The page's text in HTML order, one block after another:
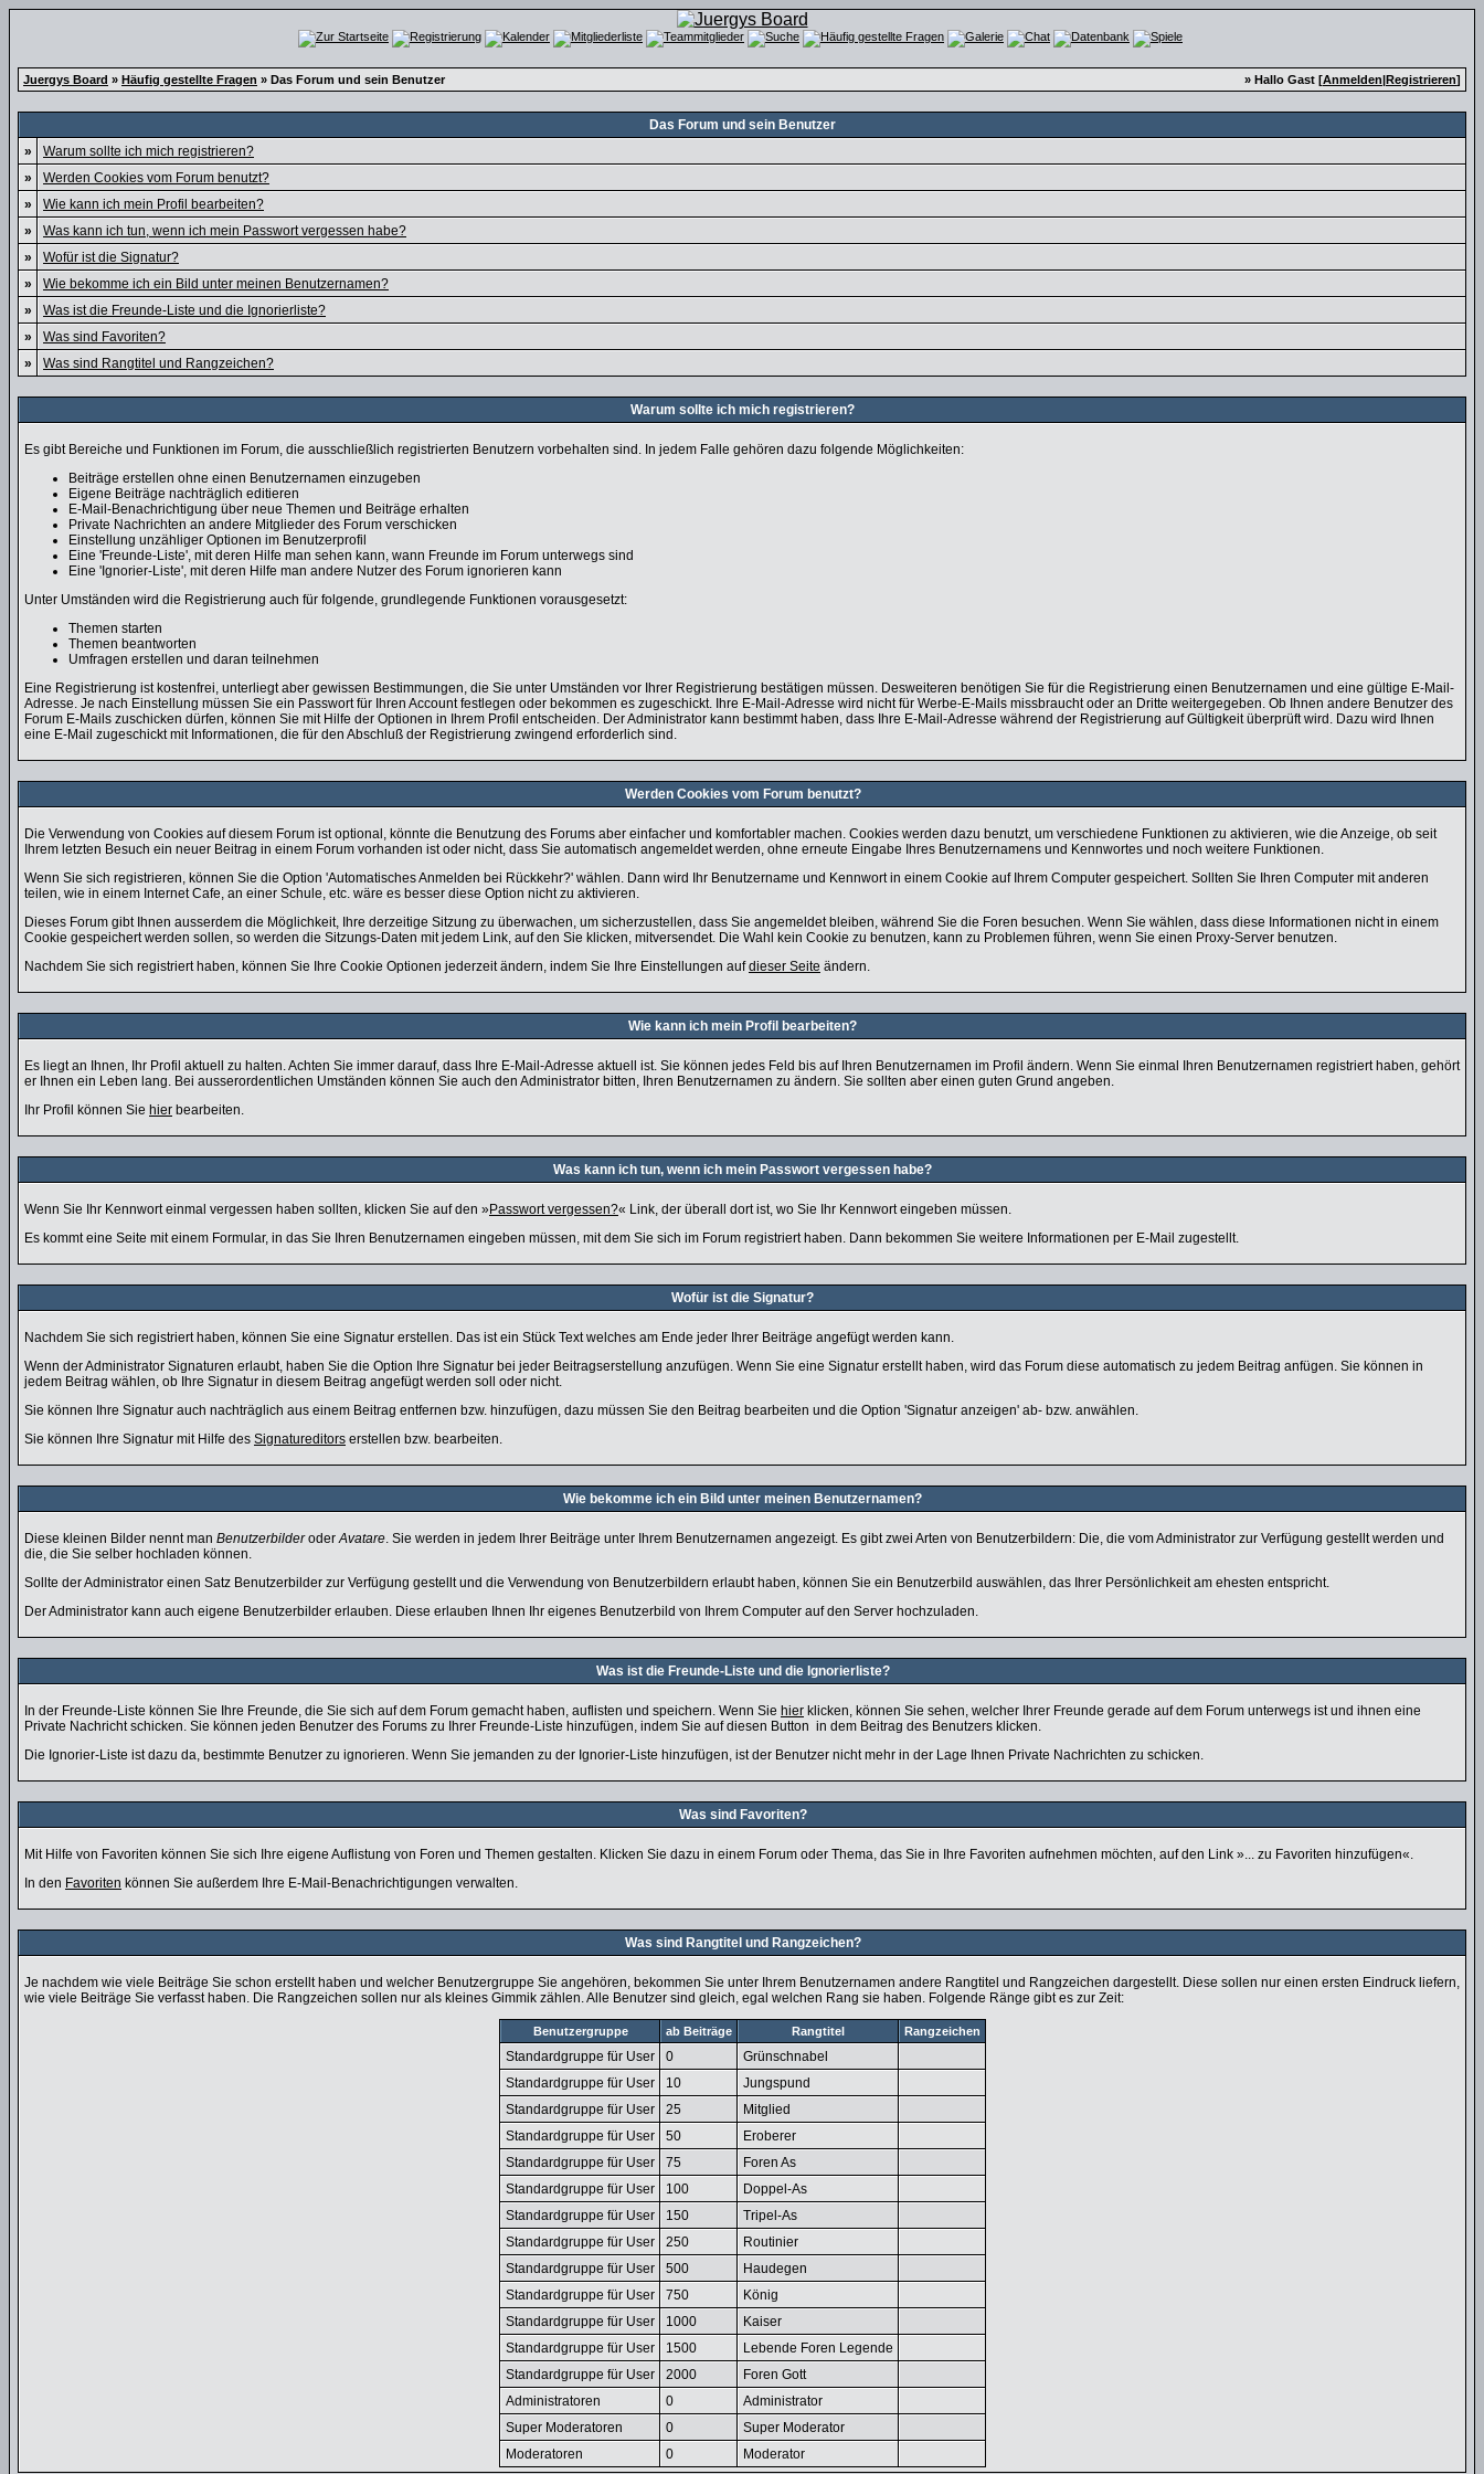
Juergys Board » Häufig gestellte Fragen » Das Forum und sein Benutzer » Hallo Gast [Anmelden|Registrieren]
Das Forum und sein Benutzer
»
Warum sollte ich mich registrieren?
»
Werden Cookies vom Forum benutzt?
»
Wie kann ich mein Profil bearbeiten?
»
Was kann ich tun, wenn ich mein Passwort vergessen habe?
»
Wofür ist die Signatur?
»
Wie bekomme ich ein Bild unter meinen Benutzernamen?
»
Was ist die Freunde-Liste und die Ignorierliste?
»
Was sind Favoriten?
»
Was sind Rangtitel und Rangzeichen?
Warum sollte ich mich registrieren?
Es gibt Bereiche und Funktionen im Forum, die ausschließlich registrierten Benutzern vorbehalten sind. In jedem Falle gehören dazu folgende Möglichkeiten:
Beiträge erstellen ohne einen Benutzernamen einzugeben
Eigene Beiträge nachträglich editieren
E-Mail-Benachrichtigung über neue Themen und Beiträge erhalten
Private Nachrichten an andere Mitglieder des Forum verschicken
Einstellung unzähliger Optionen im Benutzerprofil
Eine 'Freunde-Liste', mit deren Hilfe man sehen kann, wann Freunde im Forum unterwegs sind
Eine 'Ignorier-Liste', mit deren Hilfe man andere Nutzer des Forum ignorieren kann
Unter Umständen wird die Registrierung auch für folgende, grundlegende Funktionen vorausgesetzt:
Themen starten
Themen beantworten
Umfragen erstellen und daran teilnehmen
Eine Registrierung ist kostenfrei, unterliegt aber gewissen Bestimmungen, die Sie unter Umständen vor Ihrer Registrierung bestätigen müssen. Desweiteren benötigen Sie für die Registrierung einen Benutzernamen und eine gültige E-Mail-
Adresse. Je nach Einstellung müssen Sie ein Passwort für Ihren Account festlegen oder bekommen es zugeschickt. Ihre E-Mail-Adresse wird nicht für Werbe-E-Mails missbraucht oder an Dritte weitergegeben. Ob Ihnen andere Benutzer des
Forum E-Mails zuschicken dürfen, können Sie mit Hilfe der Optionen in Ihrem Profil entscheiden. Der Administrator kann bestimmt haben, dass Ihre E-Mail-Adresse während der Registrierung auf Gültigkeit überprüft wird. Dazu wird Ihnen
eine E-Mail zugeschickt mit Informationen, die für den Abschluß der Registrierung zwingend erforderlich sind.
Werden Cookies vom Forum benutzt?
Die Verwendung von Cookies auf diesem Forum ist optional, könnte die Benutzung des Forums aber einfacher und komfortabler machen. Cookies werden dazu benutzt, um verschiedene Funktionen zu aktivieren, wie die Anzeige, ob seit
Ihrem letzten Besuch ein neuer Beitrag in einem Forum vorhanden ist oder nicht, dass Sie automatisch angemeldet werden, ohne erneute Eingabe Ihres Benutzernamens und Kennwortes und noch weitere Funktionen.
Wenn Sie sich registrieren, können Sie die Option 'Automatisches Anmelden bei Rückkehr?' wählen. Dann wird Ihr Benutzername und Kennwort in einem Cookie auf Ihrem Computer gespeichert. Sollten Sie Ihren Computer mit anderen
teilen, wie in einem Internet Cafe, an einer Schule, etc. wäre es besser diese Option nicht zu aktivieren.
Dieses Forum gibt Ihnen ausserdem die Möglichkeit, Ihre derzeitige Sitzung zu überwachen, um sicherzustellen, dass Sie angemeldet bleiben, während Sie die Foren besuchen. Wenn Sie wählen, dass diese Informationen nicht in einem
Cookie gespeichert werden sollen, so werden die Sitzungs-Daten mit jedem Link, auf den Sie klicken, mitversendet. Die Wahl kein Cookie zu benutzen, kann zu Problemen führen, wenn Sie einen Proxy-Server benutzen.
Nachdem Sie sich registriert haben, können Sie Ihre Cookie Optionen jederzeit ändern, indem Sie Ihre Einstellungen aufdieser Seite ändern.
Wie kann ich mein Profil bearbeiten?
Es liegt an Ihnen, Ihr Profil aktuell zu halten. Achten Sie immer darauf, dass Ihre E-Mail-Adresse aktuell ist. Sie können jedes Feld bis auf Ihren Benutzernamen im Profil ändern. Wenn Sie einmal Ihren Benutzernamen registriert haben, gehört
er Ihnen ein Leben lang. Bei ausserordentlichen Umständen können Sie auch den Administrator bitten, Ihren Benutzernamen zu ändern. Sie sollten aber einen guten Grund angeben.
Ihr Profil können Sie hier bearbeiten.
Was kann ich tun, wenn ich mein Passwort vergessen habe?
Wenn Sie Ihr Kennwort einmal vergessen haben sollten, klicken Sie auf den »Passwort vergessen?« Link, der überall dort ist, wo Sie Ihr Kennwort eingeben müssen.
Es kommt eine Seite mit einem Formular, in das Sie Ihren Benutzernamen eingeben müssen, mit dem Sie sich im Forum registriert haben. Dann bekommen Sie weitere Informationen per E-Mail zugestellt.
Wofür ist die Signatur?
Nachdem Sie sich registriert haben, können Sie eine Signatur erstellen. Das ist ein Stück Text welches am Ende jeder Ihrer Beiträge angefügt werden kann.
Wenn der Administrator Signaturen erlaubt, haben Sie die Option Ihre Signatur bei jeder Beitragserstellung anzufügen. Wenn Sie eine Signatur erstellt haben, wird das Forum diese automatisch zu jedem Beitrag anfügen. Sie können in
jedem Beitrag wählen, ob Ihre Signatur in diesem Beitrag angefügt werden soll oder nicht.
Sie können Ihre Signatur auch nachträglich aus einem Beitrag entfernen bzw. hinzufügen, dazu müssen Sie den Beitrag bearbeiten und die Option 'Signatur anzeigen' ab- bzw. anwählen.
Sie können Ihre Signatur mit Hilfe des Signatureditors erstellen bzw. bearbeiten.
Wie bekomme ich ein Bild unter meinen Benutzernamen?
Diese kleinen Bilder nennt man BenutzerbilderoderAvatare. Sie werden in jedem Ihrer Beiträge unter Ihrem Benutzernamen angezeigt. Es gibt zwei Arten von Benutzerbildern: Die, die vom Administrator zur Verfügung gestellt werden und
die, die Sie selber hochladen können.
Sollte der Administrator einen Satz Benutzerbilder zur Verfügung gestellt und die Verwendung von Benutzerbildern erlaubt haben, können Sie ein Benutzerbild auswählen, das Ihrer Persönlichkeit am ehesten entspricht.
Der Administrator kann auch eigene Benutzerbilder erlauben. Diese erlauben Ihnen Ihr eigenes Benutzerbild von Ihrem Computer auf den Server hochzuladen.
Was ist die Freunde-Liste und die Ignorierliste?
In der Freunde-Liste können Sie Ihre Freunde, die Sie sich auf dem Forum gemacht haben, auflisten und speichern. Wenn Sie hier klicken, können Sie sehen, welcher Ihrer Freunde gerade auf dem Forum unterwegs ist und ihnen eine
Private Nachricht schicken. Sie können jeden Benutzer des Forums zu Ihrer Freunde-Liste hinzufügen, indem Sie auf diesen Button in dem Beitrag des Benutzers klicken.
Die Ignorier-Liste ist dazu da, bestimmte Benutzer zu ignorieren. Wenn Sie jemanden zu der Ignorier-Liste hinzufügen, ist der Benutzer nicht mehr in der Lage Ihnen Private Nachrichten zu schicken.
Was sind Favoriten?
Mit Hilfe von Favoriten können Sie sich Ihre eigene Auflistung von Foren und Themen gestalten. Klicken Sie dazu in einem Forum oder Thema, das Sie in Ihre Favoriten aufnehmen möchten, auf den Link »... zu Favoriten hinzufügen«.
In den Favoriten können Sie außerdem Ihre E-Mail-Benachrichtigungen verwalten.
Was sind Rangtitel und Rangzeichen?
Je nachdem wie viele Beiträge Sie schon erstellt haben und welcher Benutzergruppe Sie angehören, bekommen Sie unter Ihrem Benutzernamen andere Rangtitel und Rangzeichen dargestellt. Diese sollen nur einen ersten Eindruck liefern,
wie viele Beiträge Sie verfasst haben. Die Rangzeichen sollen nur als kleines Gimmik zählen. Alle Benutzer sind gleich, egal welchen Rang sie haben. Folgende Ränge gibt es zur Zeit:
Benutzergruppe ab Beiträge Rangtitel Rangzeichen
Standardgruppe für User 0
Grünschnabel
Standardgruppe für User
10
Jungspund
Standardgruppe für User
25
Mitglied
Standardgruppe für User
50
Eroberer
Standardgruppe für User
75
Foren As
Standardgruppe für User
100
Doppel-As
Standardgruppe für User
150
Tripel-As
Standardgruppe für User
250
Routinier
Standardgruppe für User
500
Haudegen
Standardgruppe für User
750
König
Standardgruppe für User
1000
Kaiser
Standardgruppe für User
1500
Lebende Foren Legende
Standardgruppe für User
2000
Foren Gott
Administratoren
0
Administrator
Super Moderatoren
0
Super Moderator
Moderatoren
0 Moderator